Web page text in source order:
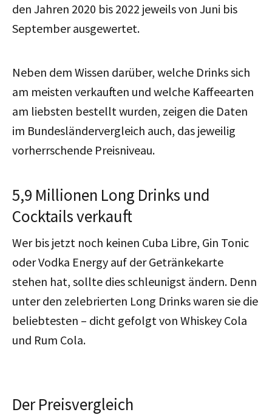
den Jahren 2020 bis 2022 jeweils von Juni bis
September ausgewertet.
Neben dem Wissen darüber, welche Drinks sich
am meisten verkauften und welche Kaffeearten
am liebsten bestellt wurden, zeigen die Daten
im Bundesländervergleich auch, das jeweilig
vorherrschende Preisniveau.
5,9 Millionen Long Drinks und
Cocktails verkauft
Wer bis jetzt noch keinen Cuba Libre, Gin Tonic
oder Vodka Energy auf der Getränkekarte
stehen hat, sollte dies schleunigst ändern. Denn
unter den zelebrierten Long Drinks waren sie die
beliebtesten – dicht gefolgt von Whiskey Cola
und Rum Cola.
Der Preisvergleich